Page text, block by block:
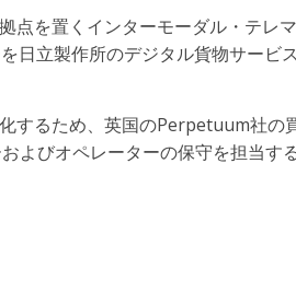
点を置くインターモーダル・テレ
日立製作所のデジタル貨物サービ
するため、英国のPerpetuum社の
よびオペレーターの保守を担当す